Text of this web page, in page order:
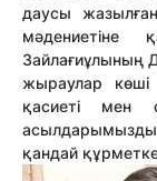
даусы
мәдениетіне
Зайлағиұлының
жыраулар көші
қасиеті мен
қандай